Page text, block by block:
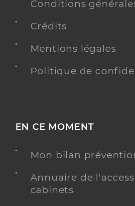
Conditions
Crédits
Mentions légales
Politique de
EN CE MOMENT
Mon bilan
Annuaire de
cabinets